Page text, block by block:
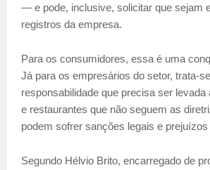
— e pode, inclusive, solicitar que sejam
registros da empresa.
Para os consumidores, essa é uma
Já para os empresários do setor, trata-
responsabilidade que precisa ser levada
e restaurantes que não seguem as
podem sofrer sanções legais e prejuízos
Segundo Hélvio Brito, encarregado de